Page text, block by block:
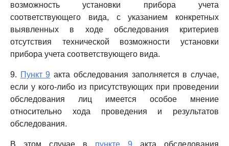
возможность установки прибора учета
соответствующего вида, с указанием конкретных
выявленных в ходе обследования критериев
отсутствия технической возможности установки
прибора учета соответствующего вида.
9. Пункт 9 акта обследования заполняется в случае,
если у кого-либо из присутствующих при проведении
обследования лиц имеется особое мнение
относительно хода проведения и результатов
обследования.
В этом случае в пункте 9 акта обследования